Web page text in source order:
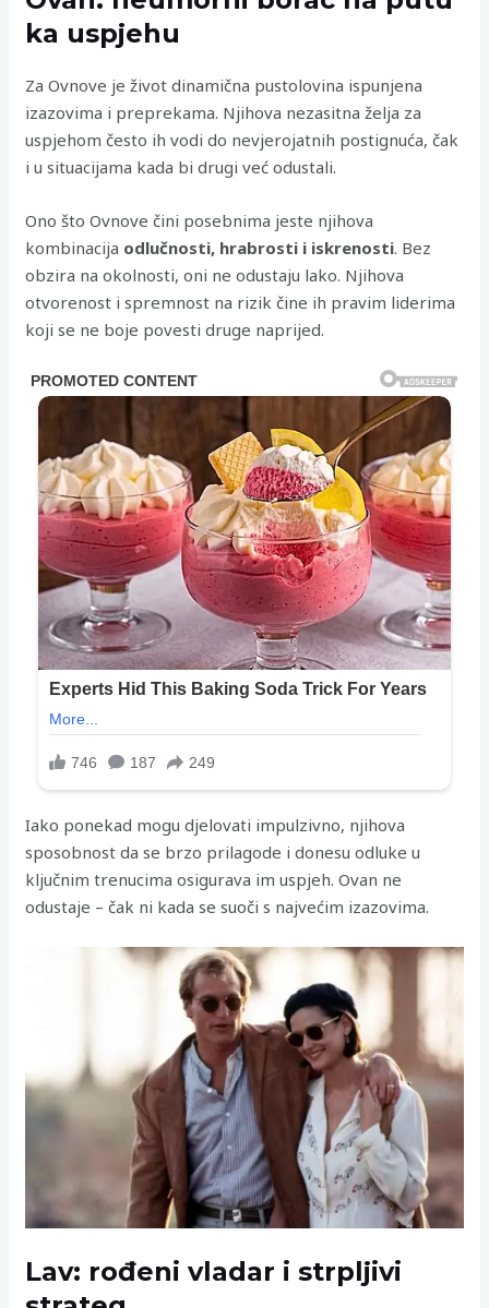
ka uspjehu
Za Ovnove je život dinamična pustolovina ispunjena
izazovima i preprekama. Njihova nezasitna želja za
uspjehom često ih vodi do nevjerojatnih postignuća, čak
i u situacijama kada bi drugi već odustali.
Ono što Ovnove čini posebnima jeste njihova
kombinacija odlučnosti, hrabrosti i iskrenosti. Bez
obzira na okolnosti, oni ne odustaju lako. Njihova
otvorenost i spremnost na rizik čine ih pravim liderima
koji se ne boje povesti druge naprijed.
Iako ponekad mogu djelovati impulzivno, njihova
sposobnost da se brzo prilagode i donesu odluke u
ključnim trenucima osigurava im uspjeh. Ovan ne
odustaje – čak ni kada se suoči s najvećim izazovima.
Lav: rođeni vladar i strpljivi